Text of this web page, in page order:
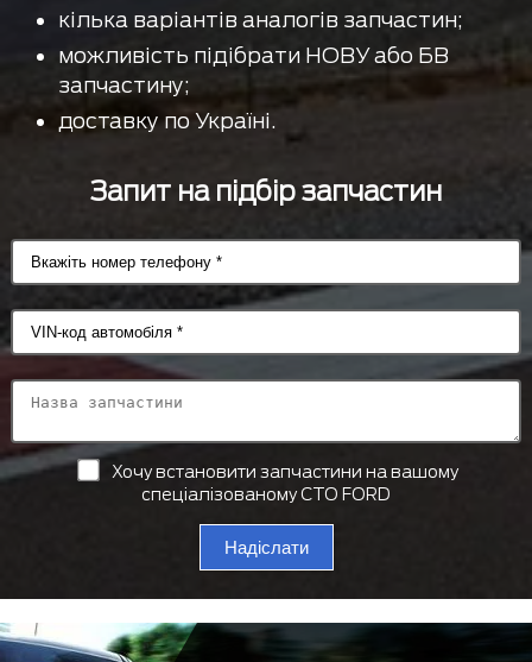
кілька варіантів аналогів запчастин;
можливість підібрати НОВУ або БВ
запчастину;
доставку по Україні.
Запит на підбір запчастин
Хочу встановити запчастини на вашому
спеціалізованому СТО FORD
Надіслати